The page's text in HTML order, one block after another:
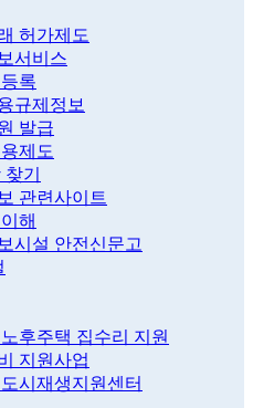
허가제도
서비스
록
규제정보
발급
제도
기
관련사이트
해
시설 안전신문고
후주택 집수리 지원
지원사업
시재생지원센터